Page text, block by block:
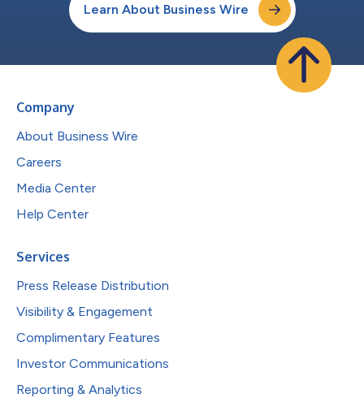
Learn About Business Wire
Company
About Business Wire
Careers
Media Center
Help Center
Services
Press Release Distribution
Visibility & Engagement
Complimentary Features
Investor Communications
Reporting & Analytics